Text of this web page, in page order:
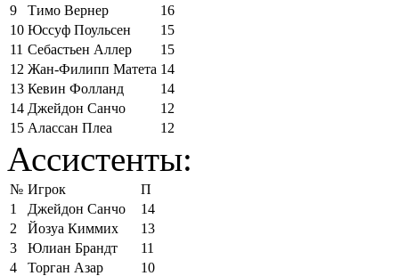
9
Тимо Вернер
16
10 Юссуф Поульсен
15
11 Себастьен Аллер
15
12 Жан-Филипп Матета 14
13 Кевин Фолланд
14
14 Джейдон Санчо
12
15 Алассан Плеа 12
Ассистенты:
№ Игрок
П
1
Джейдон Санчо
14
2
Йозуа Киммих
13
3
Юлиан Брандт
11
4
Торган Азар
10